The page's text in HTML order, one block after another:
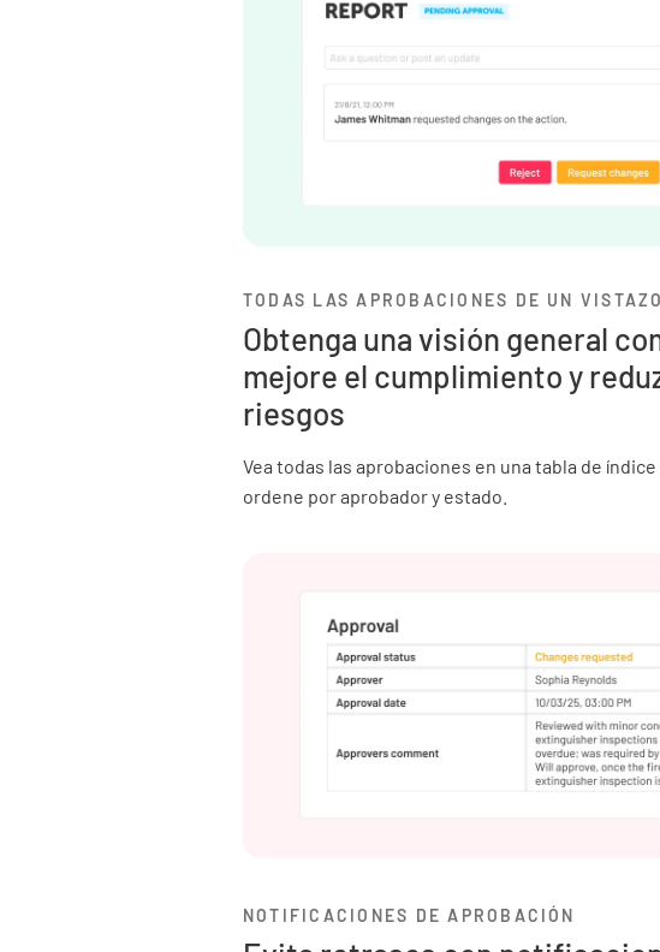
TODAS LAS APROBACIONES DE UN VISTAZO
Obtenga una visión general
mejore el cumplimiento y
riesgos
Vea todas las aprobaciones en una tabla de
ordene por aprobador y estado.
NOTIFICACIONES DE APROBACIÓN